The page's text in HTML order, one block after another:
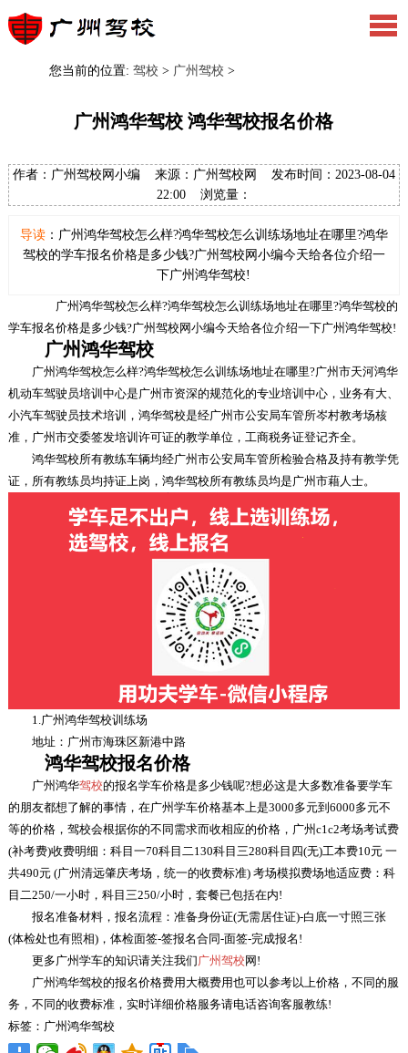
您当前的位置: 驾校 > 广州驾校 >
广州鸿华驾校 鸿华驾校报名价格
作者：广州驾校网小编 来源：广州驾校网 发布时间：2023-08-04
22:00 浏览量：
导读：广州鸿华驾校怎么样?鸿华驾校怎么训练场地址在哪里?鸿华
驾校的学车报名价格是多少钱?广州驾校网小编今天给各位介绍一
下广州鸿华驾校!
广州鸿华驾校怎么样?鸿华驾校怎么训练场地址在哪里?鸿华驾校的
学车报名价格是多少钱?广州驾校网小编今天给各位介绍一下广州鸿华驾校!
广州鸿华驾校
广州鸿华驾校怎么样?鸿华驾校怎么训练场地址在哪里?广州市天河鸿华
机动车驾驶员培训中心是广州市资深的规范化的专业培训中心，业务有大、
小汽车驾驶员技术培训，鸿华驾校是经广州市公安局车管所岑村教考场核
准，广州市交委签发培训许可证的教学单位，工商税务证登记齐全。
鸿华驾校所有教练车辆均经广州市公安局车管所检验合格及持有教学凭
证，所有教练员均持证上岗，鸿华驾校所有教练员均是广州市藉人士。
1.广州鸿华驾校训练场
地址：广州市海珠区新港中路
鸿华驾校报名价格
广州鸿华驾校的报名学车价格是多少钱呢?想必这是大多数准备要学车
的朋友都想了解的事情，在广州学车价格基本上是3000多元到6000多元不
等的价格，驾校会根据你的不同需求而收相应的价格，广州c1c2考场考试费
(补考费)收费明细：科目一70科目二130科目三280科目四(无)工本费10元 一
共490元 (广州清远肇庆考场，统一的收费标准) 考场模拟费场地适应费：科
目二250/一小时，科目三250/小时，套餐已包括在内!
报名准备材料，报名流程：准备身份证(无需居住证)-白底一寸照三张
(体检处也有照相)，体检面签-签报名合同-面签-完成报名!
更多广州学车的知识请关注我们广州驾校 网!
广州鸿华驾校的报名价格费用大概费用也可以参考以上价格，不同的服
务，不同的收费标准，实时详细价格服务请电话咨询客服教练!
标签：广州鸿华驾校